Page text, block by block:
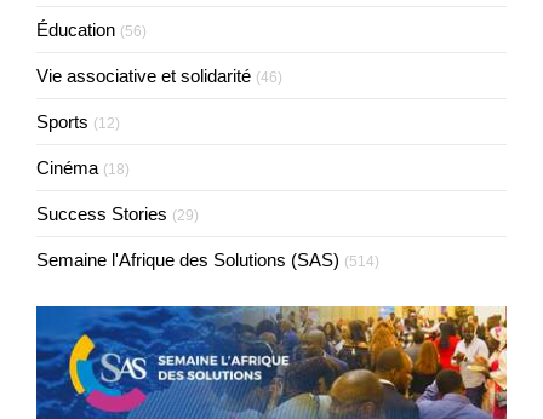
Éducation (56)
Vie associative et solidarité (46)
Sports (12)
Cinéma (18)
Success Stories (29)
Semaine l'Afrique des Solutions (SAS) (514)